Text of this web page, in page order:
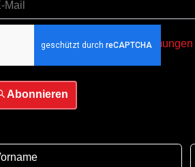
Ich habe dieDatenschutzbestimmungen
Abonnieren